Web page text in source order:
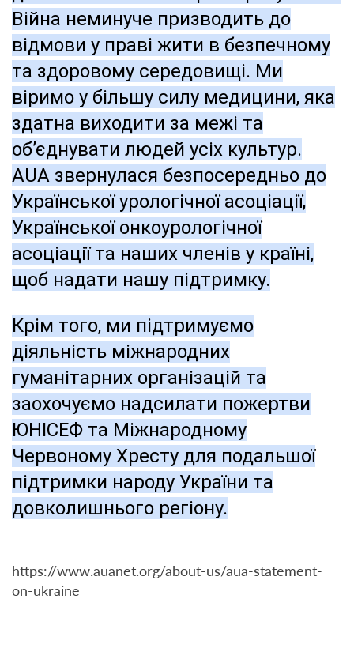
Війна неминуче призводить до
відмови у праві жити в безпечному
та здоровому середовищі. Ми
віримо у більшу силу медицини, яка
здатна виходити за межі та
об’єднувати людей усіх культур.
AUA звернулася безпосередньо до
Української урологічної асоціації,
Української онкоурологічної
асоціації та наших членів у країні,
щоб надати нашу підтримку.
Крім того, ми підтримуємо
діяльність міжнародних
гуманітарних організацій та
заохочуємо надсилати пожертви
ЮНІСЕФ та Міжнародному
Червоному Хресту для подальшої
підтримки народу України та
довколишнього регіону.
https://www.auanet.org/about-us/aua-statement-
on-ukraine